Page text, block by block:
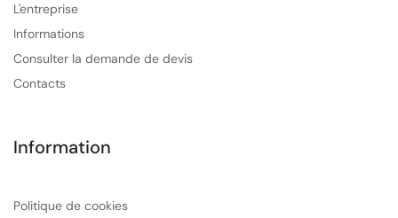
L'entreprise
Informations
Consulter la demande de devis
Contacts
Information
Politique de cookies